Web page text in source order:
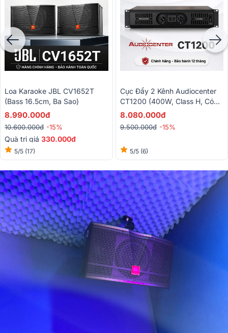
Loa Karaoke JBL CV1652T
(bass 16.5cm, Ba Sao)
8.990.000đ
10.600.000đ -15%
Quà trị giá 330.000đ
5/5 (17)
Cục Đẩy 2 Kênh Audiocenter
CT1200 (400W, Class H, Có
Bridge)
8.080.000đ
9.500.000đ -15%
5/5 (6)